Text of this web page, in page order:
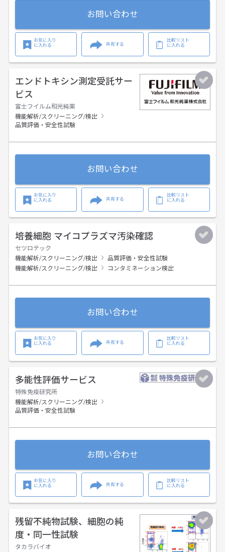
お問い合わせ
お気に入り
に入れる
共有する
比較リスト
に入れる
エンドトキシン測定受託サー
ビス
富士フイルム和光純薬
機能解析/スクリーニング/検出
品質評価・安全性試験
お問い合わせ
お気に入り
に入れる
共有する
比較リスト
に入れる
培養細胞 マイコプラズマ汚染確認
セツロテック
機能解析/スクリーニング/検出
品質評価・安全性試験
機能解析/スクリーニング/検出
コンタミネーション検出
お問い合わせ
お気に入り
に入れる
共有する
比較リスト
に入れる
多能性評価サービス
特殊免疫研究所
機能解析/スクリーニング/検出
品質評価・安全性試験
お問い合わせ
お気に入り
に入れる
共有する
比較リスト
に入れる
残留不純物試験、細胞の純
度・同一性試験
タカラバイオ